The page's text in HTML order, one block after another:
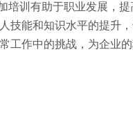
训有助于职业发展，提
技能和知识水平的提升
工作中的挑战，为企业